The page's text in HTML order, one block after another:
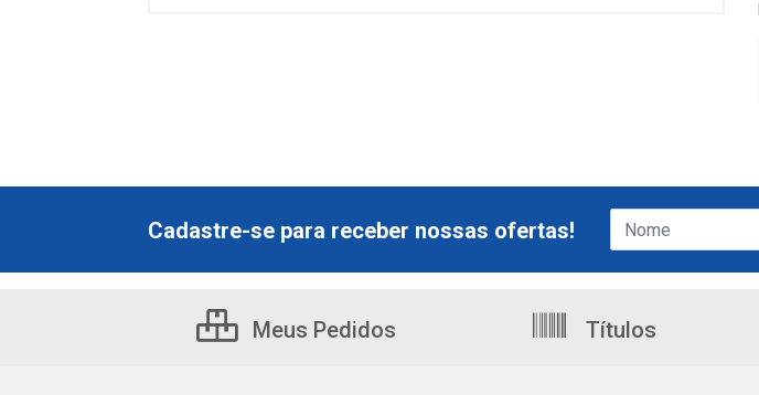
Cadastre-se para receber nossas ofertas!
Meus Pedidos Títulos